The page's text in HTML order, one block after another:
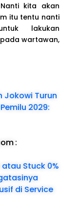
kita akan
itu tentu nanti
lakukan
wartawan,
Jokowi Turun
2029:
:
Stuck 0%
di Service